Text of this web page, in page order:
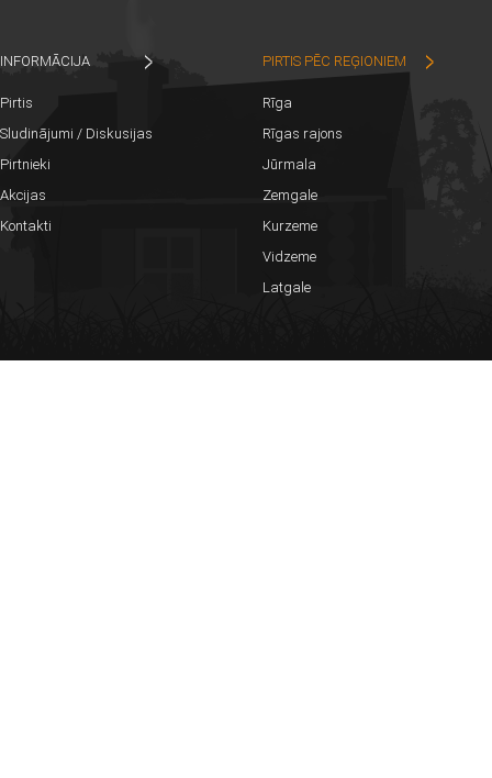
INFORMĀCIJA
Pirtis
Sludinājumi / Diskusijas
Pirtnieki
Akcijas
Kontakti
PIRTIS PĒC REĢIONIEM
Rīga
Rīgas rajons
Jūrmala
Zemgale
Kurzeme
Vidzeme
Latgale